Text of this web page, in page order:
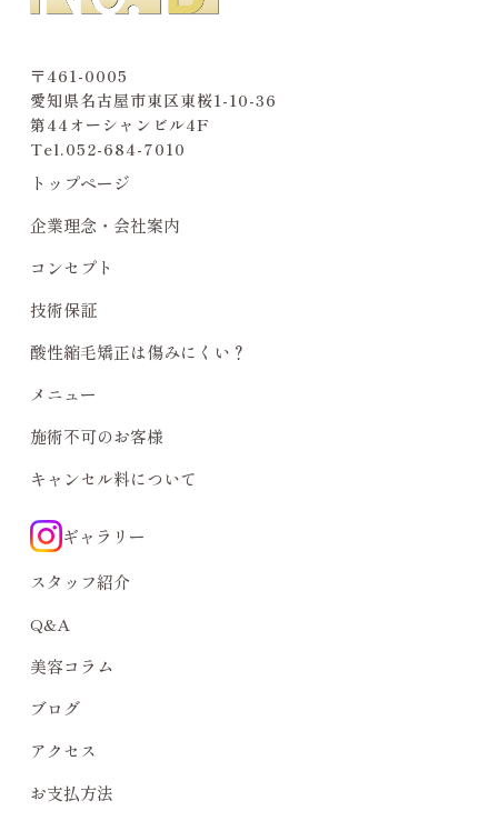
〒461-0005
愛知県名古屋市東区東桜1-10-36
第44オーシャンビル4F
Tel.052-684-7010
トップページ
企業理念・会社案内
コンセプト
技術保証
酸性縮毛矯正は傷みにくい？
メニュー
施術不可のお客様
キャンセル料について
ギャラリー
スタッフ紹介
Q&A
美容コラム
ブログ
アクセス
お支払方法